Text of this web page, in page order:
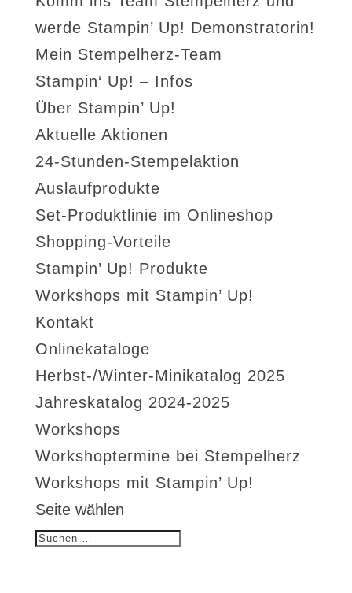
werde Stampin’ Up! Demonstratorin!
Mein Stempelherz-Team
Stampin‘ Up! – Infos
Über Stampin’ Up!
Aktuelle Aktionen
24-Stunden-Stempelaktion
Auslaufprodukte
Set-Produktlinie im Onlineshop
Shopping-Vorteile
Stampin’ Up! Produkte
Workshops mit Stampin’ Up!
Kontakt
Onlinekataloge
Herbst-/Winter-Minikatalog 2025
Jahreskatalog 2024-2025
Workshops
Workshoptermine bei Stempelherz
Workshops mit Stampin’ Up!
Seite wählen